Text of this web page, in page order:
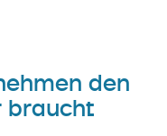
den
braucht